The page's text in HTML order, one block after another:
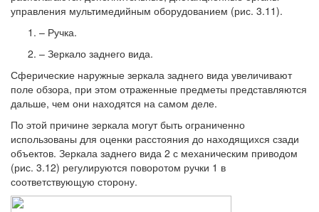
управления мультимедийным оборудованием (рис. 3.11).
– Ручка.
– Зеркало заднего вида.
Сферические наружные зеркала заднего вида увеличивают
поле обзора, при этом отраженные предметы представляются
дальше, чем они находятся на самом деле.
По этой причине зеркала могут быть ограниченно
использованы для оценки расстояния до находящихся сзади
объектов. Зеркала заднего вида 2 с механическим приводом
(рис. 3.12) регулируются поворотом ручки 1 в
соответствующую сторону.